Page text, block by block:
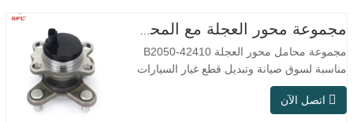
والمعدات الخارجية، وورش المعالجة الرطبة،
وظروف العمل…
مجموعة محور العجلة مع المحمل 42410-B2050
مجموعة محامل محور العجلة 42410-B2050
مناسبة لسوق صيانة وتبديل قطع غيار السيارات
بعد البيع، وتلبي متطلبات الاستخدام في التنقل
اليومي، والقيادة لمسافات طويلة، وظروف
اتصل الآن